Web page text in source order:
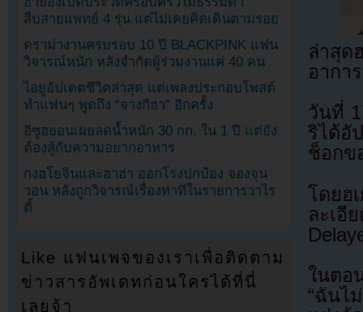
ล่าสุด
อากา
วันที่
ริได้อั
ช็อกข
โดยฮ
ละเอี
ในตอ
“ฉันไ
สืบสายแพทย์ 4 รุ่น แต่ไม่เคยคิดเดินตามรอย
ดราม่างานครบรอบ 10 ปี BLACKPINK แฟน
วิจารณ์หนัก หลังจำกัดผู้ร่วมงานแค่ 40 คน
ไอยูอัปเดตชีวิตล่าสุด แต่เพลงประกอบโพสต์
ทำแฟนๆ พูดถึง “จางกีฮา” อีกครั้ง
อีซูฮยอนเผยลดน้ำหนัก 30 กก. ใน 1 ปี แต่ยัง
ต้องสู้กับความอยากอาหาร
กงฮโยจินและฮาฮ่า ออกโรงปกป้อง จองจุน
วอน หลังถูกวิจารณ์เรื่องท่าทีในรายการวาไร
ตี้
Like แฟนเพจของเราเพื่อติดตาม
ข่าวสารอัพเดทก่อนใครได้ที่นี่
เลยจ้า